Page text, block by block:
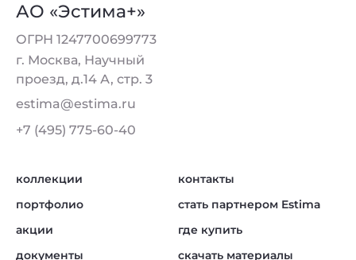
АО «Эстима+»
ОГРН 1247700699773
г. Москва, Научный
проезд, д.14 А, стр. 3
estima@estima.ru
+7 (495) 775-60-40
коллекции
портфолио
акции
документы
контакты
стать партнером Estima
где купить
скачать материалы